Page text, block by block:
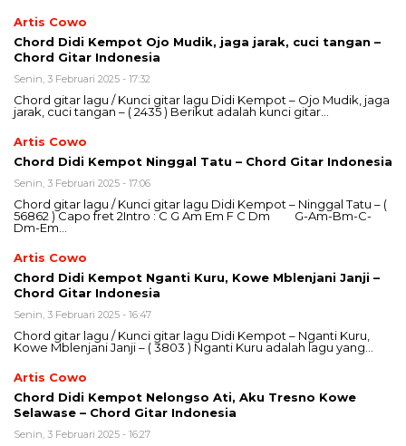
Artis Cowo
Chord Didi Kempot Ojo Mudik, jaga jarak, cuci tangan –
Chord Gitar Indonesia
Senin, 3 Februari 2025 - 17:32
Chord gitar lagu / Kunci gitar lagu Didi Kempot – Ojo Mudik, jaga
jarak, cuci tangan – ( 2435 ) Berikut adalah kunci gitar…
Artis Cowo
Chord Didi Kempot Ninggal Tatu – Chord Gitar Indonesia
Senin, 3 Februari 2025 - 17:06
Chord gitar lagu / Kunci gitar lagu Didi Kempot – Ninggal Tatu – (
56862 ) Capo fret 2Intro : C G Am Em F C Dm G-Am-Bm-C-
Dm-Em…
Artis Cowo
Chord Didi Kempot Nganti Kuru, Kowe Mblenjani Janji –
Chord Gitar Indonesia
Senin, 3 Februari 2025 - 16:47
Chord gitar lagu / Kunci gitar lagu Didi Kempot – Nganti Kuru,
Kowe Mblenjani Janji – ( 3803 ) Nganti Kuru adalah lagu yang…
Artis Cowo
Chord Didi Kempot Nelongso Ati, Aku Tresno Kowe
Selawase – Chord Gitar Indonesia
Senin, 3 Februari 2025 - 16:27